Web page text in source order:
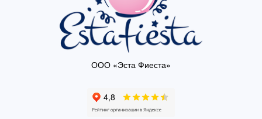
ООО «Эста Фиеста»